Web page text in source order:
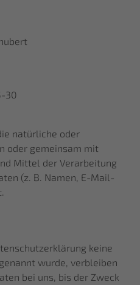
30
natürliche oder
oder gemeinsam mit
Mittel der Verarbeitung
(z. B. Namen, E-Mail-
keine
wurde, verbleiben
bei uns, bis der Zweck